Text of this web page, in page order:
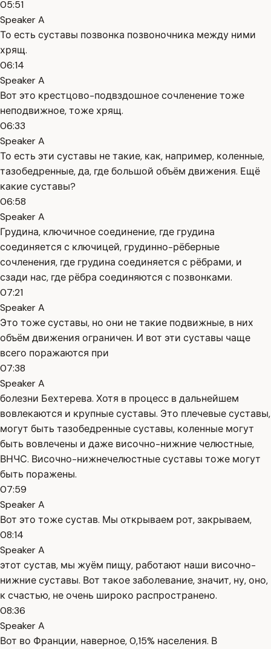
05:51
Speaker A
То есть суставы позвонка позвоночника между ними
хрящ.
06:14
Speaker A
Вот это крестцово-подвздошное сочленение тоже
неподвижное, тоже хрящ.
06:33
Speaker A
То есть эти суставы не такие, как, например, коленные,
тазобедренные, да, где большой объём движения. Ещё
какие суставы?
06:58
Speaker A
Грудина, ключичное соединение, где грудина
соединяется с ключицей, грудинно-рёберные
сочленения, где грудина соединяется с рёбрами, и
сзади нас, где рёбра соединяются с позвонками.
07:21
Speaker A
Это тоже суставы, но они не такие подвижные, в них
объём движения ограничен. И вот эти суставы чаще
всего поражаются при
07:38
Speaker A
болезни Бехтерева. Хотя в процесс в дальнейшем
вовлекаются и крупные суставы. Это плечевые суставы,
могут быть тазобедренные суставы, коленные могут
быть вовлечены и даже височно-нижние челюстные,
ВНЧС. Височно-нижнечелюстные суставы тоже могут
быть поражены.
07:59
Speaker A
Вот это тоже сустав. Мы открываем рот, закрываем,
08:14
Speaker A
этот сустав, мы жуём пищу, работают наши височно-
нижние суставы. Вот такое заболевание, значит, ну, оно,
к счастью, не очень широко распространено.
08:36
Speaker A
Вот во Франции, наверное, 0,15% населения. В